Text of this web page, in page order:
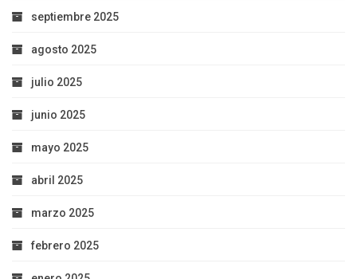
septiembre 2025
agosto 2025
julio 2025
junio 2025
mayo 2025
abril 2025
marzo 2025
febrero 2025